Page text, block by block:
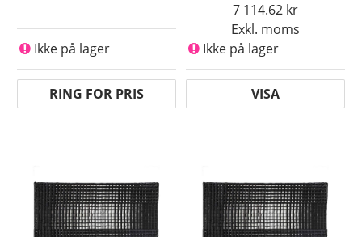
Ikke på lager
RING FOR PRIS
Exkl. moms
7 114.62
Ikke på lager
VISA